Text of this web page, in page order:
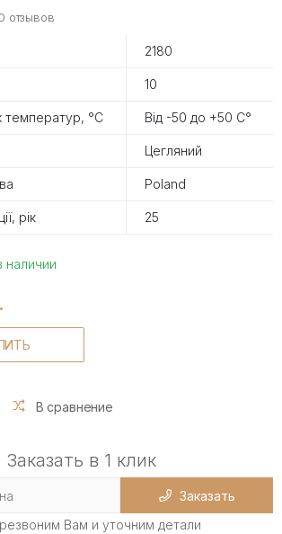
отзывов
2180
10
температур, °С Від -50 до +50 С°
Цегляний
Poland
рік 25
наличии
В сравнение
Заказать в 1 клик
Заказать
Вам и уточним детали